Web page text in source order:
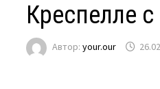
Креспелле
Автор:your.our